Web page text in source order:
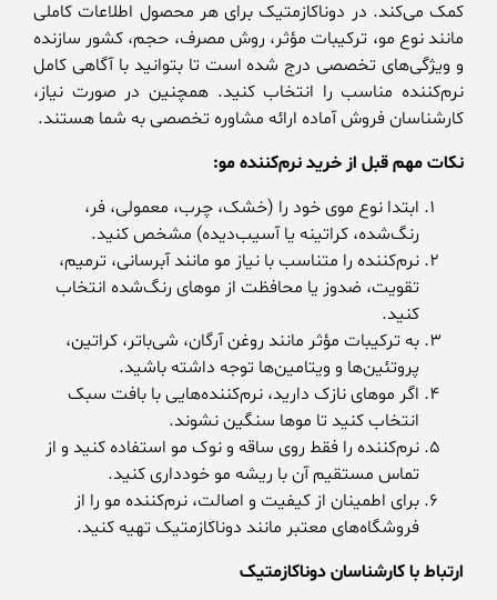
کمک می‌کند. در دوناکازمتیک برای هر محصول اطلاعات کاملی
مانند نوع مو، ترکیبات مؤثر، روش مصرف، حجم، کشور سازنده
و ویژگی‌های تخصصی درج شده است تا بتوانید با آگاهی کامل
نرم‌کننده مناسب را انتخاب کنید. همچنین در صورت نیاز،
کارشناسان فروش آماده ارائه مشاوره تخصصی به شما هستند.
نکات مهم قبل از خرید نرم‌کننده مو:
ابتدا نوع موی خود را (خشک، چرب، معمولی، فر،
رنگ‌شده، کراتینه یا آسیب‌دیده) مشخص کنید.
نرم‌کننده را متناسب با نیاز مو مانند آبرسانی، ترمیم،
تقویت، ضدوز یا محافظت از موهای رنگ‌شده انتخاب
کنید.
به ترکیبات مؤثر مانند روغن آرگان، شی‌باتر، کراتین،
پروتئین‌ها و ویتامین‌ها توجه داشته باشید.
اگر موهای نازک دارید، نرم‌کننده‌هایی با بافت سبک
انتخاب کنید تا موها سنگین نشوند.
نرم‌کننده را فقط روی ساقه و نوک مو استفاده کنید و از
تماس مستقیم آن با ریشه مو خودداری کنید.
برای اطمینان از کیفیت و اصالت، نرم‌کننده مو را از
فروشگاه‌های معتبر مانند دوناکازمتیک تهیه کنید.
ارتباط با کارشناسان دوناکازمتیک